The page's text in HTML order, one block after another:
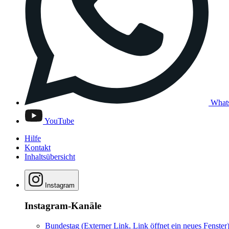
YouTube
Hilfe
Kontakt
Inhaltsübersicht
Instagram
Instagram-Kanäle
Bundestag (Externer Link, Link öffnet ein neues Fenster)